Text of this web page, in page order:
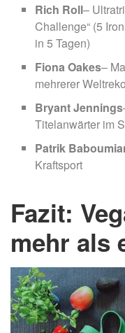
Rich Roll–
Challenge“ (5
in 5 Tagen)
Fiona Oakes–
mehrerer
Bryant Jennings
Titelanwärter im
Patrik
Kraftsport
Fazit:
mehr als